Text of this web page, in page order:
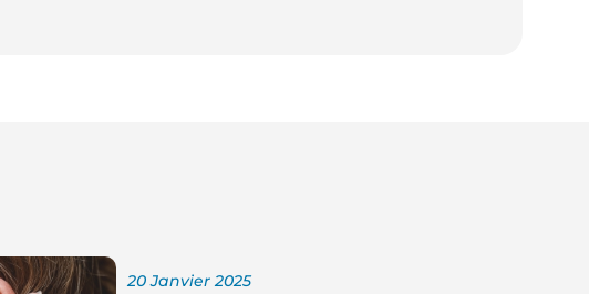
20 Janvier 2025